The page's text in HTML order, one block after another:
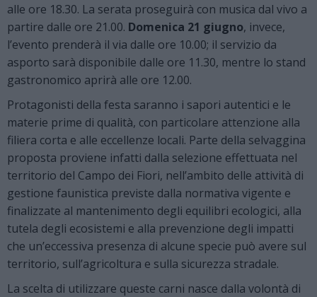
alle ore 18.30. La serata proseguirà con musica dal vivo a
partire dalle ore 21.00. Domenica 21 giugno, invece,
l’evento prenderà il via dalle ore 10.00; il servizio da
asporto sarà disponibile dalle ore 11.30, mentre lo stand
gastronomico aprirà alle ore 12.00.
Protagonisti della festa saranno i sapori autentici e le
materie prime di qualità, con particolare attenzione alla
filiera corta e alle eccellenze locali. Parte della selvaggina
proposta proviene infatti dalla selezione effettuata nel
territorio del Campo dei Fiori, nell’ambito delle attività di
gestione faunistica previste dalla normativa vigente e
finalizzate al mantenimento degli equilibri ecologici, alla
tutela degli ecosistemi e alla prevenzione degli impatti
che un’eccessiva presenza di alcune specie può avere sul
territorio, sull’agricoltura e sulla sicurezza stradale.
La scelta di utilizzare queste carni nasce dalla volontà di